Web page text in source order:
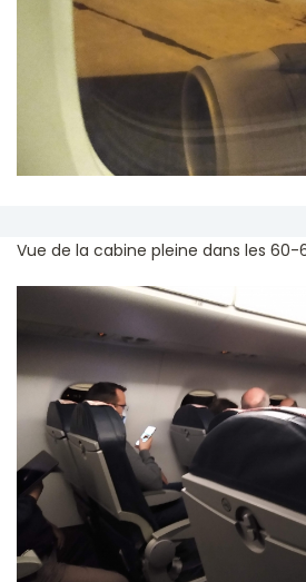
Vue de la cabine pleine dans les 60-